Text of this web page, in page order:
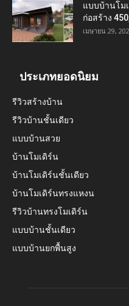
แบบบ้านโม
ก่อสร้าง
เมษายน 29,
ประเภทยอดนิยม
รีวิวสร้างบ้าน
รีวิวบ้านชั้นเดียว
แบบบ้านสวย
บ้านโมเดิร์น
บ้านโมเดิร์นชั้นเดียว
บ้านโมเดิร์นทรงแหงน
รีวิวบ้านทรงโมเดิร์น
แบบบ้านชั้นเดียว
แบบบ้านยกพื้นสูง